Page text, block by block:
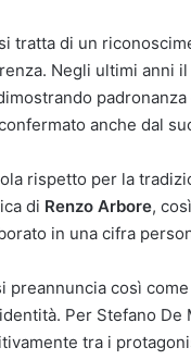
tratta di un
Negli ultimi anni
anche dal
rispetto per la
di Renzo Arbore,
in una cifra
preannuncia così
Per Stefano
tra i